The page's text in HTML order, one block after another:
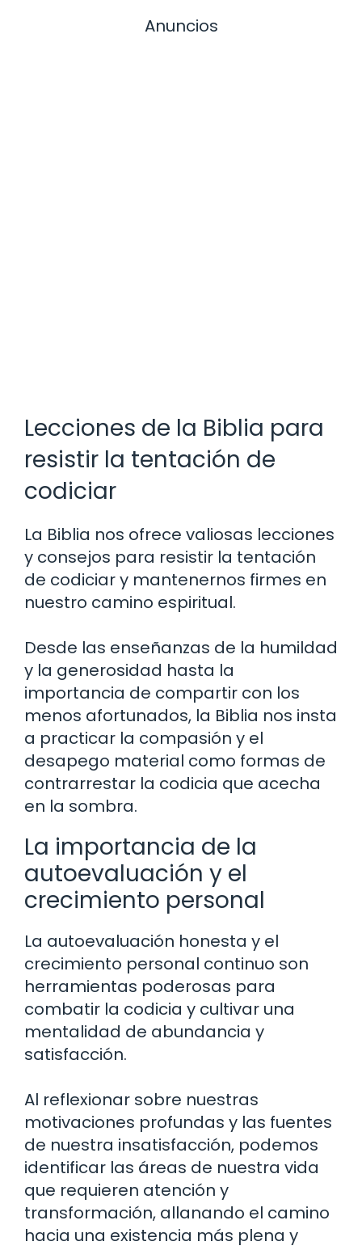
Anuncios
Lecciones de la Biblia para
resistir la tentación de
codiciar
La Biblia nos ofrece valiosas lecciones
y consejos para resistir la tentación
de codiciar y mantenernos firmes en
nuestro camino espiritual.
Desde las enseñanzas de la humildad
y la generosidad hasta la
importancia de compartir con los
menos afortunados, la Biblia nos insta
a practicar la compasión y el
desapego material como formas de
contrarrestar la codicia que acecha
en la sombra.
La importancia de la
autoevaluación y el
crecimiento personal
La autoevaluación honesta y el
crecimiento personal continuo son
herramientas poderosas para
combatir la codicia y cultivar una
mentalidad de abundancia y
satisfacción.
Al reflexionar sobre nuestras
motivaciones profundas y las fuentes
de nuestra insatisfacción, podemos
identificar las áreas de nuestra vida
que requieren atención y
transformación, allanando el camino
hacia una existencia más plena y